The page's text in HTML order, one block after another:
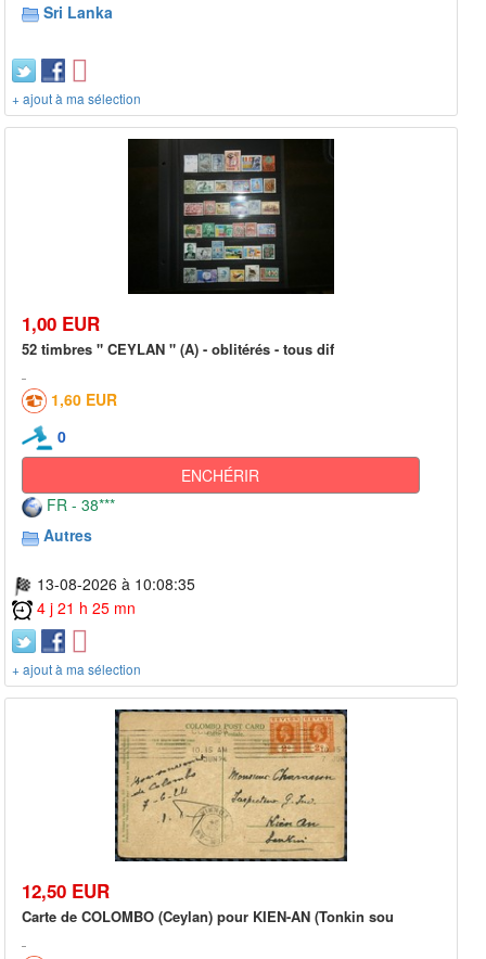
Sri Lanka
+ ajout à ma sélection
1,00 EUR
52 timbres " CEYLAN " (A) - oblitérés - tous dif
1,60 EUR
0
ENCHÉRIR
FR - 38***
Autres
13-08-2026 à 10:08:35
4 j 21 h 25 mn
+ ajout à ma sélection
12,50 EUR
Carte de COLOMBO (Ceylan) pour KIEN-AN (Tonkin sou